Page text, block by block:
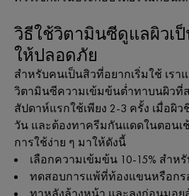
วิธีใช้วิตามินซีดูแลผิวเ
ให้ปลอดภัย
สำหรับคนเป็นสิวที่อยากเริ่มใช้ เรา
วิตามินซีความเข้มข้นต่ำทาบนผิวที่
สัปดาห์แรกใช้เพียง 2-3 ครั้ง เมื่อผิ
วัน และต้องทาครีมกันแดดในตอนเ
การใช้ง่าย ๆ มาให้ดังนี้
เลือกความเข้มข้น 10-15% สำห
ทดสอบการแพ้ที่ท้องแขนหรือกร